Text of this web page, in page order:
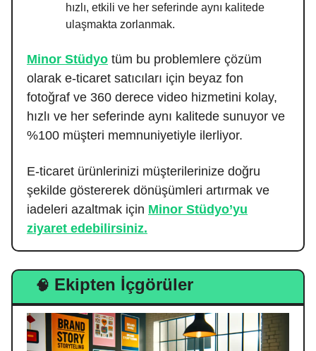
hızlı, etkili ve her seferinde aynı kalitede
ulaşmakta zorlanmak.
Minor Stüdyo tüm bu problemlere çözüm
olarak e-ticaret satıcıları için beyaz fon
fotoğraf ve 360 derece video hizmetini kolay,
hızlı ve her seferinde aynı kalitede sunuyor ve
%100 müşteri memnuniyetiyle ilerliyor.
E-ticaret ürünlerinizi müşterilerinize doğru
şekilde göstererek dönüşümleri artırmak ve
iadeleri azaltmak için Minor Stüdyo’yu
ziyaret edebilirsiniz.
🧠 Ekipten İçgörüler